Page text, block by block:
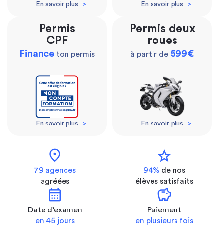
En savoir plus > En savoir plus >
Permis
CPF
Finance ton permis
En savoir plus >
Permis deux
roues
à partir de 599€
En savoir plus >
location_on
79 agences
agréées
star
94% de nos
élèves satisfaits
calendar_month
Date d’examen
en 45 jours
savings
Paiement
en plusieurs fois